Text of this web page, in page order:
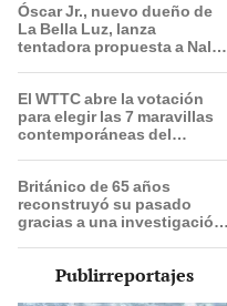
Óscar Jr., nuevo dueño de
La Bella Luz, lanza
tentadora propuesta a Naldy
otro tipo de ley”
El WTTC abre la votación
para elegir las 7 maravillas
contemporáneas del
Británico de 65 años
reconstruyó su pasado
gracias a una investigación
inesperado
Publirreportajes